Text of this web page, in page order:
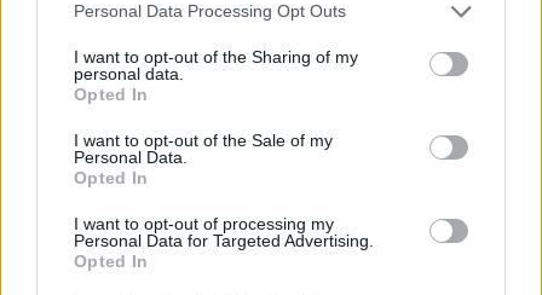
Personal Data Processing Opt Outs
I want to opt-out of the Sharing of my
personal data.
Opted In
I want to opt-out of the Sale of my
Personal Data.
Opted In
I want to opt-out of processing my
Personal Data for Targeted Advertising.
Opted In